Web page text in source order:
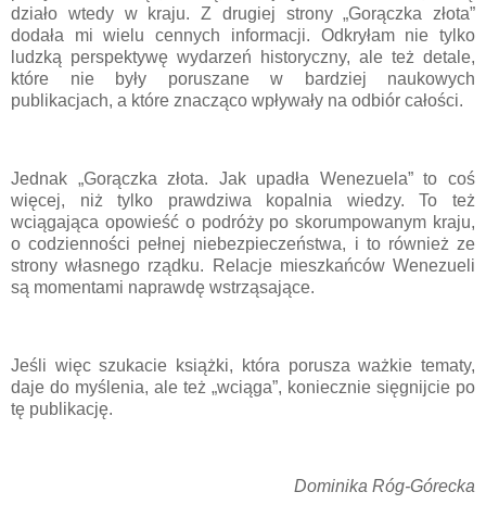
działo wtedy w kraju. Z drugiej strony „Gorączka złota”
dodała mi wielu cennych informacji. Odkryłam nie tylko
ludzką perspektywę wydarzeń historyczny, ale też detale,
które nie były poruszane w bardziej naukowych
publikacjach, a które znacząco wpływały na odbiór całości.
Jednak „Gorączka złota. Jak upadła Wenezuela” to coś
więcej, niż tylko prawdziwa kopalnia wiedzy. To też
wciągająca opowieść o podróży po skorumpowanym kraju,
o codzienności pełnej niebezpieczeństwa, i to również ze
strony własnego rządku. Relacje mieszkańców Wenezueli
są momentami naprawdę wstrząsające.
Jeśli więc szukacie książki, która porusza ważkie tematy,
daje do myślenia, ale też „wciąga”, koniecznie sięgnijcie po
tę publikację.
Dominika Róg-Górecka